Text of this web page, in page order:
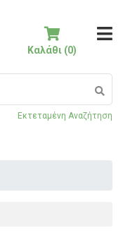
Εκτεταμένη Αναζήτηση
Καλάθι (0)